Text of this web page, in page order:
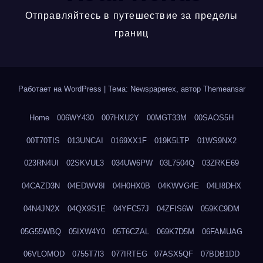
Отправляйтесь в путешествие за пределы
границ
Работает на WordPress Тема: Newspaperex, автор Themeansar
Home 006WY430 007HXU2Y 00MGT33M 00SAOS5H
00T70TIS 013UNCAI 0169XX1F 019K5LTP 01WS9NX2
023RN4UI 02SKVUL3 034UW6PW 03L7504Q 03ZRKE69
04CAZD3N 04EDWV8I 04H0HX0B 04KWVG4E 04LI8DHX
04N4JN2X 04QX9S1E 04YFC57J 04ZFIS6W 059KC9DM
05G55WBQ 05IXW4Y0 05T6CZAL 069K7D5M 06FAMUAG
06VLOMOD 0755T7I3 077IRTEG 07ASX5QF 07BDB1DD